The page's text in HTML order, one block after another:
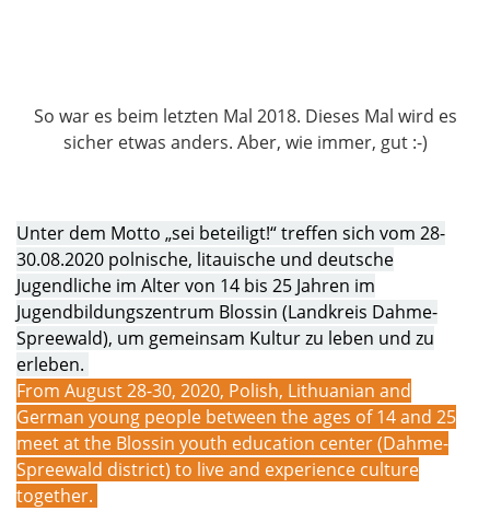
So war es beim letzten Mal 2018. Dieses Mal wird es
sicher etwas anders. Aber, wie immer, gut :-)
Unter dem Motto „sei beteiligt!“ treffen sich vom 28-
30.08.2020 polnische, litauische und deutsche
Jugendliche im Alter von 14 bis 25 Jahren im
Jugendbildungszentrum Blossin (Landkreis Dahme-
Spreewald), um gemeinsam Kultur zu leben und zu
erleben.
From August 28-30, 2020, Polish, Lithuanian and
German young people between the ages of 14 and 25
meet at the Blossin youth education center (Dahme-
Spreewald district) to live and experience culture
together.